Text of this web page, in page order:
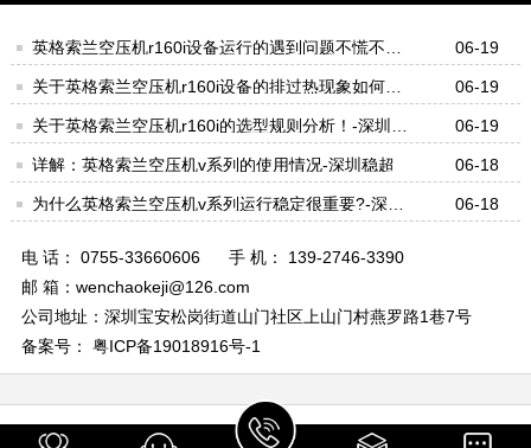
英格索兰空压机r160i设备运行的遇到问题不慌不忙
才对！-深圳稳超
06-19
关于英格索兰空压机r160i设备的排过热现象如何处
理好？-深圳稳超
06-19
关于英格索兰空压机r160i的选型规则分析！-深圳稳
超
06-19
详解：英格索兰空压机v系列的使用情况-深圳稳超 06-18
为什么英格索兰空压机v系列运行稳定很重要?-深圳
06-18
电 话： 0755-33660606
手 机： 139-2746-3390
邮 箱：wenchaokeji@126.com
公司地址：深圳宝安松岗街道山门社区上山门村燕罗路1巷7号
备案号： 粤ICP备19018916号-1